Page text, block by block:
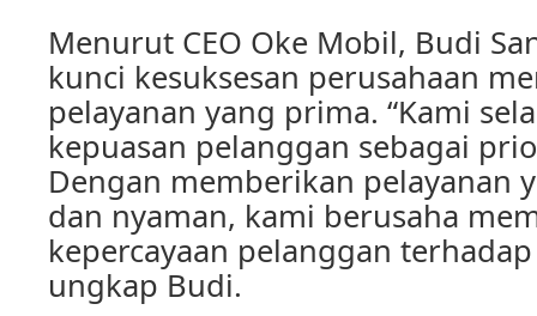
Menurut CEO Oke Mobil, Budi
kunci kesuksesan perusahaan
pelayanan yang prima. “Kami
kepuasan pelanggan sebagai
Dengan memberikan pelayanan
dan nyaman, kami berusaha
kepercayaan pelanggan
ungkap Budi.